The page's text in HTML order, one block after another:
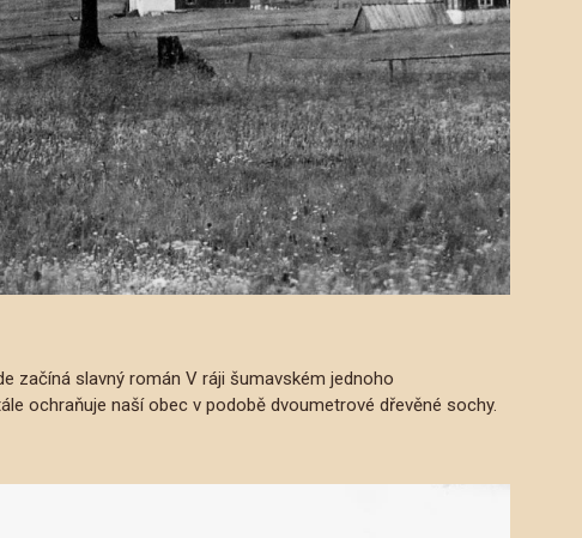
začíná slavný román V ráji šumavském jednoho
ochraňuje naší obec v podobě dvoumetrové dřevěné sochy.